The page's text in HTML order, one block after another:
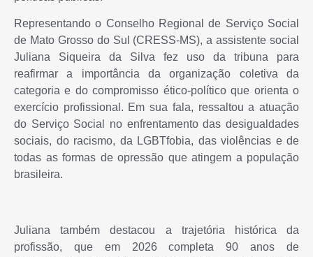
Representando o Conselho Regional de Serviço Social
de Mato Grosso do Sul (CRESS-MS), a assistente social
Juliana Siqueira da Silva fez uso da tribuna para
reafirmar a importância da organização coletiva da
categoria e do compromisso ético-político que orienta o
exercício profissional. Em sua fala, ressaltou a atuação
do Serviço Social no enfrentamento das desigualdades
sociais, do racismo, da LGBTfobia, das violências e de
todas as formas de opressão que atingem a população
brasileira.
Juliana também destacou a trajetória histórica da
profissão, que em 2026 completa 90 anos de